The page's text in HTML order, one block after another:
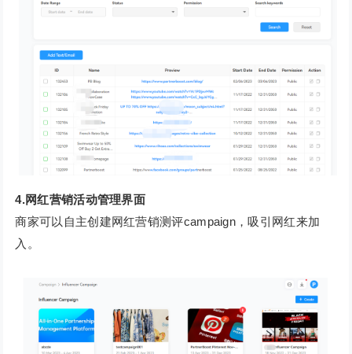
4.网红营销活动管理界面
商家可以自主创建网红营销测评campaign，吸引网红来加
入。